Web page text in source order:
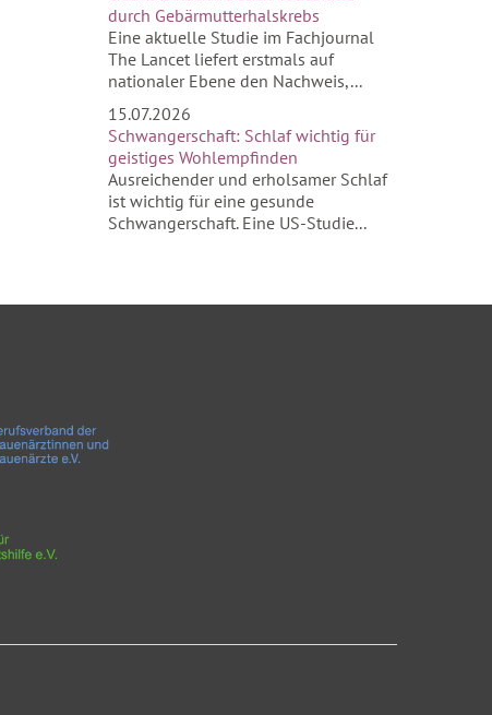
durch Gebärmutterhalskrebs
Eine aktuelle Studie im Fachjournal
The Lancet liefert erstmals auf
nationaler Ebene den Nachweis,...
15.07.2026
Schwangerschaft: Schlaf wichtig für
geistiges Wohlempfinden
Ausreichender und erholsamer Schlaf
ist wichtig für eine gesunde
Schwangerschaft. Eine US-Studie...